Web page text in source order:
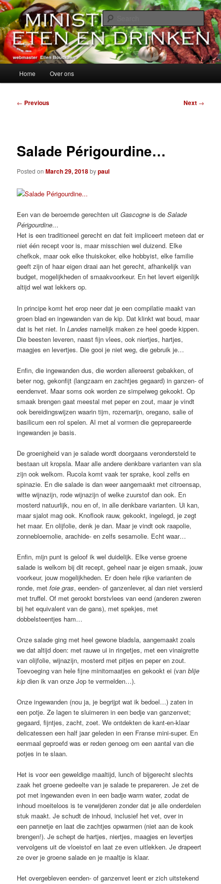
Skip
to
primary
contentMinisterie van Eten en Drinken
alles over eten, drinken en andere genoegens…
Home Over ons
Post
← Previous Next →
Salade Périgourdine…
Posted onMarch 29, 2018bypaul
Een van de beroemde gerechten uitGascogne is deSalade
Périgourdine…
Het is een traditioneel gerecht en dat feit impliceert meteen dat er
niet één recept voor is, maar misschien wel duizend. Elke
chefkok, maar ook elke thuiskoker, elke hobbyist, elke familie
geeft zijn of haar eigen draai aan het gerecht, afhankelijk van
budget, mogelijkheden of smaakvoorkeur. En het levert eigenlijk
altijd wel wat lekkers op.
In principe komt het erop neer dat je een compilatie maakt van
groen blad en ingewanden van de kip. Dat klinkt wat boud, maar
dat is het niet. InLandes namelijk maken ze heel goede kippen.
Die beesten leveren, naast fijn vlees, ook niertjes, hartjes,
maagjes en levertjes. Die gooi je niet weg, die gebruik je…
Enfin, die ingewanden dus, die worden allereerst gebakken, of
beter nog, gekonfijt (langzaam en zachtjes gegaard) in ganzen- of
eendenvet. Maar soms ook worden ze simpelweg gekookt. Op
smaak brengen gaat meestal met peper en zout, maar je vindt
ook bereidingswijzen waarin tijm, rozemarijn, oregano, salie of
basilicum een rol spelen. Al met al vormen die geprepareerde
ingewanden je basis.
De groenigheid van je salade wordt doorgaans verondersteld te
bestaan uit kropsla. Maar alle andere denkbare varianten van sla
zijn ook welkom. Rucola komt vaak ter sprake, kool zelfs en
spinazie. En die salade is dan weer aangemaakt met citroensap,
witte wijnazijn, rode wijnazijn of welke zuurstof dan ook. En
mosterd natuurlijk, nou en of, in alle denkbare varianten. Ui kan,
maar sjalot mag ook. Knoflook rauw, gekookt, ingelegd, je zegt
het maar. En olijfolie, denk je dan. Maar je vindt ook raapolie,
zonnebloemolie, arachide- en zelfs sesamolie. Echt waar…
Enfin, mijn punt is geloof ik wel duidelijk. Elke verse groene
salade is welkom bij dit recept, geheel naar je eigen smaak, jouw
voorkeur, jouw mogelijkheden. Er doen hele rijke varianten de
ronde, metfoie gras, eenden- of ganzenlever, al dan niet versierd
met truffel. Of met gerookt borstvlees van eend (anderen zweren
bij het equivalent van de gans), met spekjes, met
dobbelsteentjes ham…
Onze salade ging met heel gewone bladsla, aangemaakt zoals
we dat altijd doen: met rauwe ui in ringetjes, met een vinaigrette
van olijfolie, wijnazijn, mosterd met pitjes en peper en zout.
Toevoeging van hele fijne minitomaatjes en gekookt ei (vanblije
kip dien ik van onze Jop te vermelden…).
Onze ingewanden (nou ja, je begrijpt wat ik bedoel…) zaten in
een potje. Ze lagen te sluimeren in een bedje van ganzenvet;
gegaard, fijntjes, zacht, zoet. We ontdekten de kant-en-klaar
delicatessen een half jaar geleden in een Franse mini-super. En
eenmaal geproefd was er reden genoeg om een aantal van die
potjes in te slaan.
Het is voor een geweldige maaltijd, lunch of bijgerecht slechts
zaak het groene gedeelte van je salade te prepareren. Je zet de
pot met ingewanden even in een badje warm water, zodat de
inhoud moeiteloos is te verwijderen zonder dat je alle onderdelen
stuk maakt. Je schudt de inhoud, inclusief het vet, over in
een pannetje en laat die zachtjes opwarmen (niet aan de kook
brengen!). Je schept de hartjes, niertjes, maagjes en levertjes
vervolgens uit de vloeistof en laat ze even uitlekken. Je drapeert
ze over je groene salade en je maaltje is klaar.
Het overgebleven eenden- of ganzenvet leent er zich uitstekend